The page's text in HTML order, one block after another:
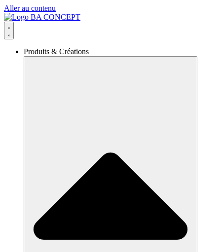
Aller au contenu
Produits & Créations